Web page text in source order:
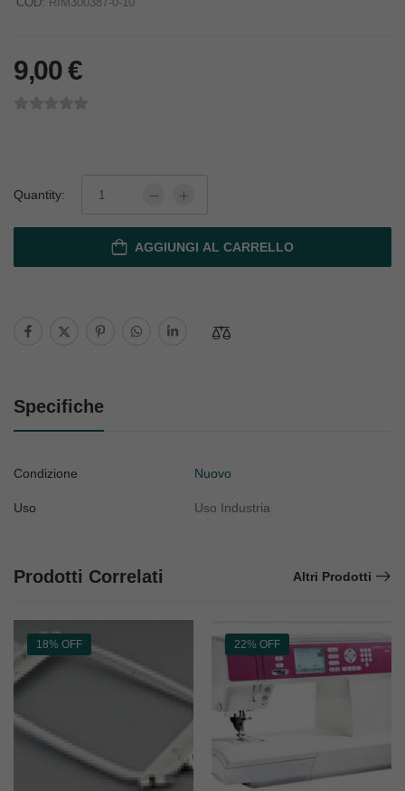
9,00€
Quantity:
AGGIUNGI AL CARRELLO
Specifiche
Condizione Nuovo
Uso Uso Industria
Prodotti Correlati Altri Prodotti
18% OFF 22% OFF